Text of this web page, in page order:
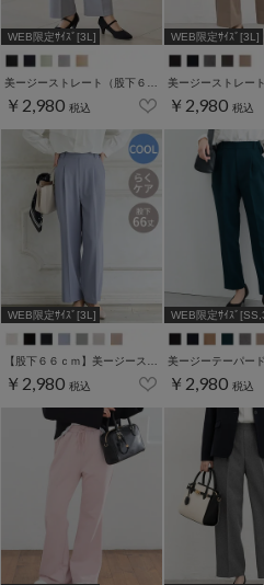
WEB限定ｻｲｽﾞ[3L]
￥2,980 税込
WEB限定ｻｲｽﾞ[3L]
￥2,980 税込
WEB限定ｻｲｽﾞ[3L]
￥2,980 税込
WEB限定ｻｲｽﾞ
￥2,980 税込